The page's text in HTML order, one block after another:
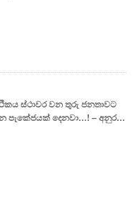
ස්ථාවර වන තුරු ජනතාවට
පැකේජයක් දෙනවා…! – අනුර…